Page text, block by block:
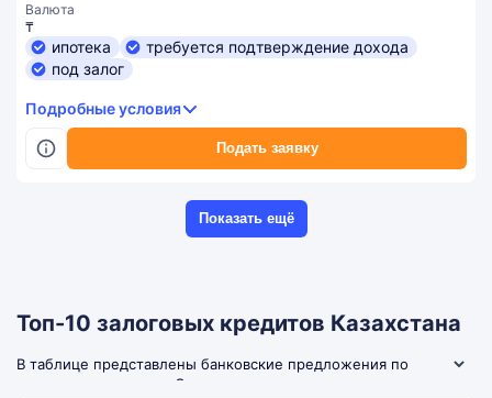
Подать заявку
Валюта
₸
ипотека
требуется подтверждение дохода
под залог
Подробные условия
Показать ещё
Топ-10 залоговых кредитов Казахстана
В таблице представлены банковские предложения по
залоговым кредитам. Сравните доступные кредитные